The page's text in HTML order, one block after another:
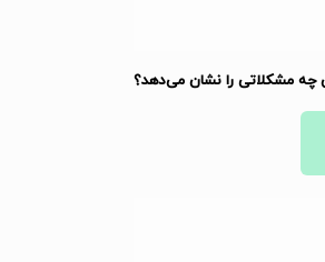
چه مشکلاتی را نشان می‌دهد؟